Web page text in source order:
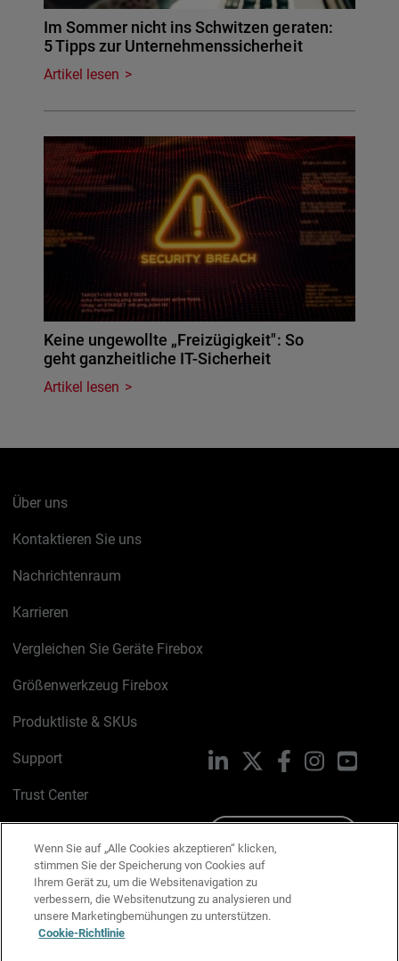
Im Sommer nicht ins Schwitzen geraten:
5 Tipps zur Unternehmenssicherheit
Artikel lesen
Keine ungewollte „Freizügigkeit": So
geht ganzheitliche IT-Sicherheit
Artikel lesen
Über uns
Kontaktieren Sie uns
Nachrichtenraum
Karrieren
Vergleichen Sie Geräte Firebox
Größenwerkzeug Firebox
Produktliste & SKUs
Support
Trust Center
Cookie-Richtlinie
Datenschutzrichtlinie
Media & Brand Kit
LinkedIn FacebookInstagram
Wenn Sie auf „Alle Cookies akzeptieren“ klicken,
stimmen Sie der Speicherung von Cookies auf
Ihrem Gerät zu, um die Websitenavigation zu
verbessern, die Websitenutzung zu analysieren und
unsere Marketingbemühungen zu unterstützen.
Cookie-Richtlinie